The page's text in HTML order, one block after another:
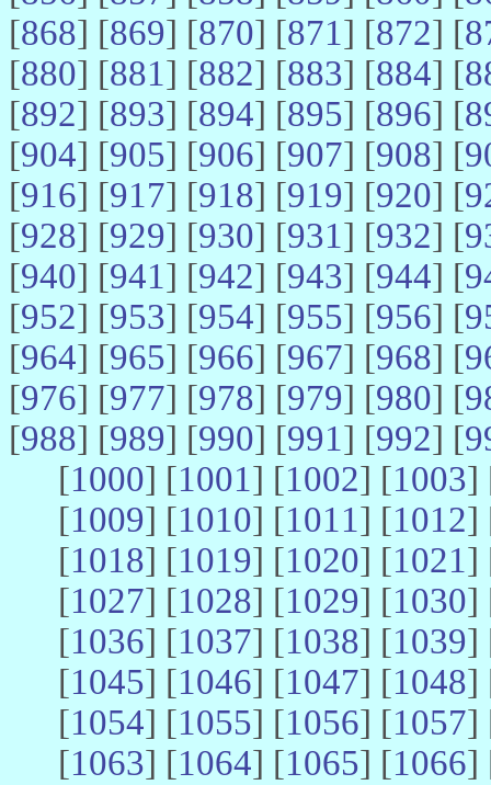
[868] [869] [870] [871] [872] [
[880] [881] [882] [883] [884] [
[892] [893] [894] [895] [896] [
[904] [905] [906] [907] [908] [
[916] [917] [918] [919] [920] [
[928] [929] [930] [931] [932] [
[940] [941] [942] [943] [944] [
[952] [953] [954] [955] [956] [
[964] [965] [966] [967] [968] [
[976] [977] [978] [979] [980] [
[988] [989] [990] [991] [992] [
[1000] [1001] [1002] [1003]
[1009] [1010] [1011] [1012]
[1018] [1019] [1020] [1021]
[1027] [1028] [1029] [1030]
[1036] [1037] [1038] [1039]
[1045] [1046] [1047] [1048]
[1054] [1055] [1056] [1057]
[1063] [1064] [1065] [1066]